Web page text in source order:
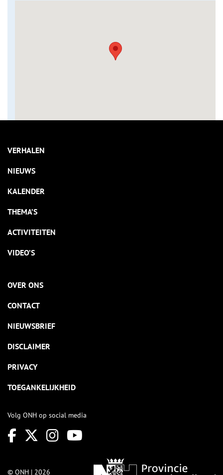
VERHALEN
NIEUWS
KALENDER
THEMA’S
ACTIVITEITEN
VIDEO’S
OVER ONS
CONTACT
NIEUWSBRIEF
DISCLAIMER
PRIVACY
TOEGANKELIJKHEID
Volg ONH op social media
© ONH | 2026